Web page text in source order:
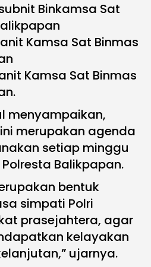
Binkamsa Sat
Kamsa Sat Binmas
Kamsa Sat Binmas
menyampaikan,
merupakan agenda
setiap minggu
Balikpapan.
bentuk
simpati Polri
prasejahtera, agar
kelayakan
ujarnya.